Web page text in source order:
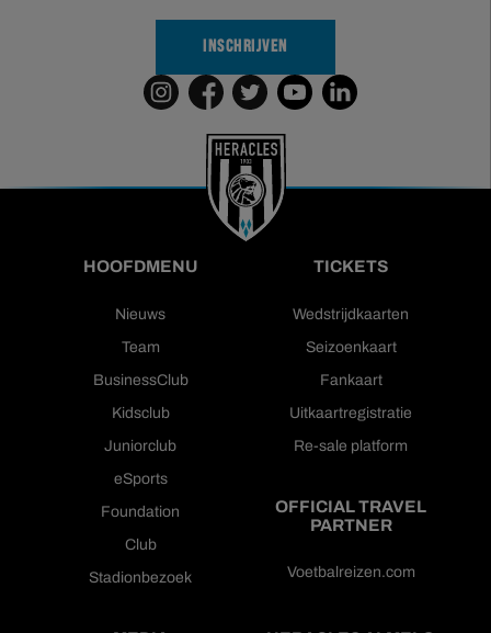
INSCHRIJVEN
HOOFDMENU
Nieuws
Team
BusinessClub
Kidsclub
Juniorclub
eSports
Foundation
Club
Stadionbezoek
TICKETS
Wedstrijdkaarten
Seizoenkaart
Fankaart
Uitkaartregistratie
Re-sale platform
OFFICIAL TRAVEL
PARTNER
Voetbalreizen.com